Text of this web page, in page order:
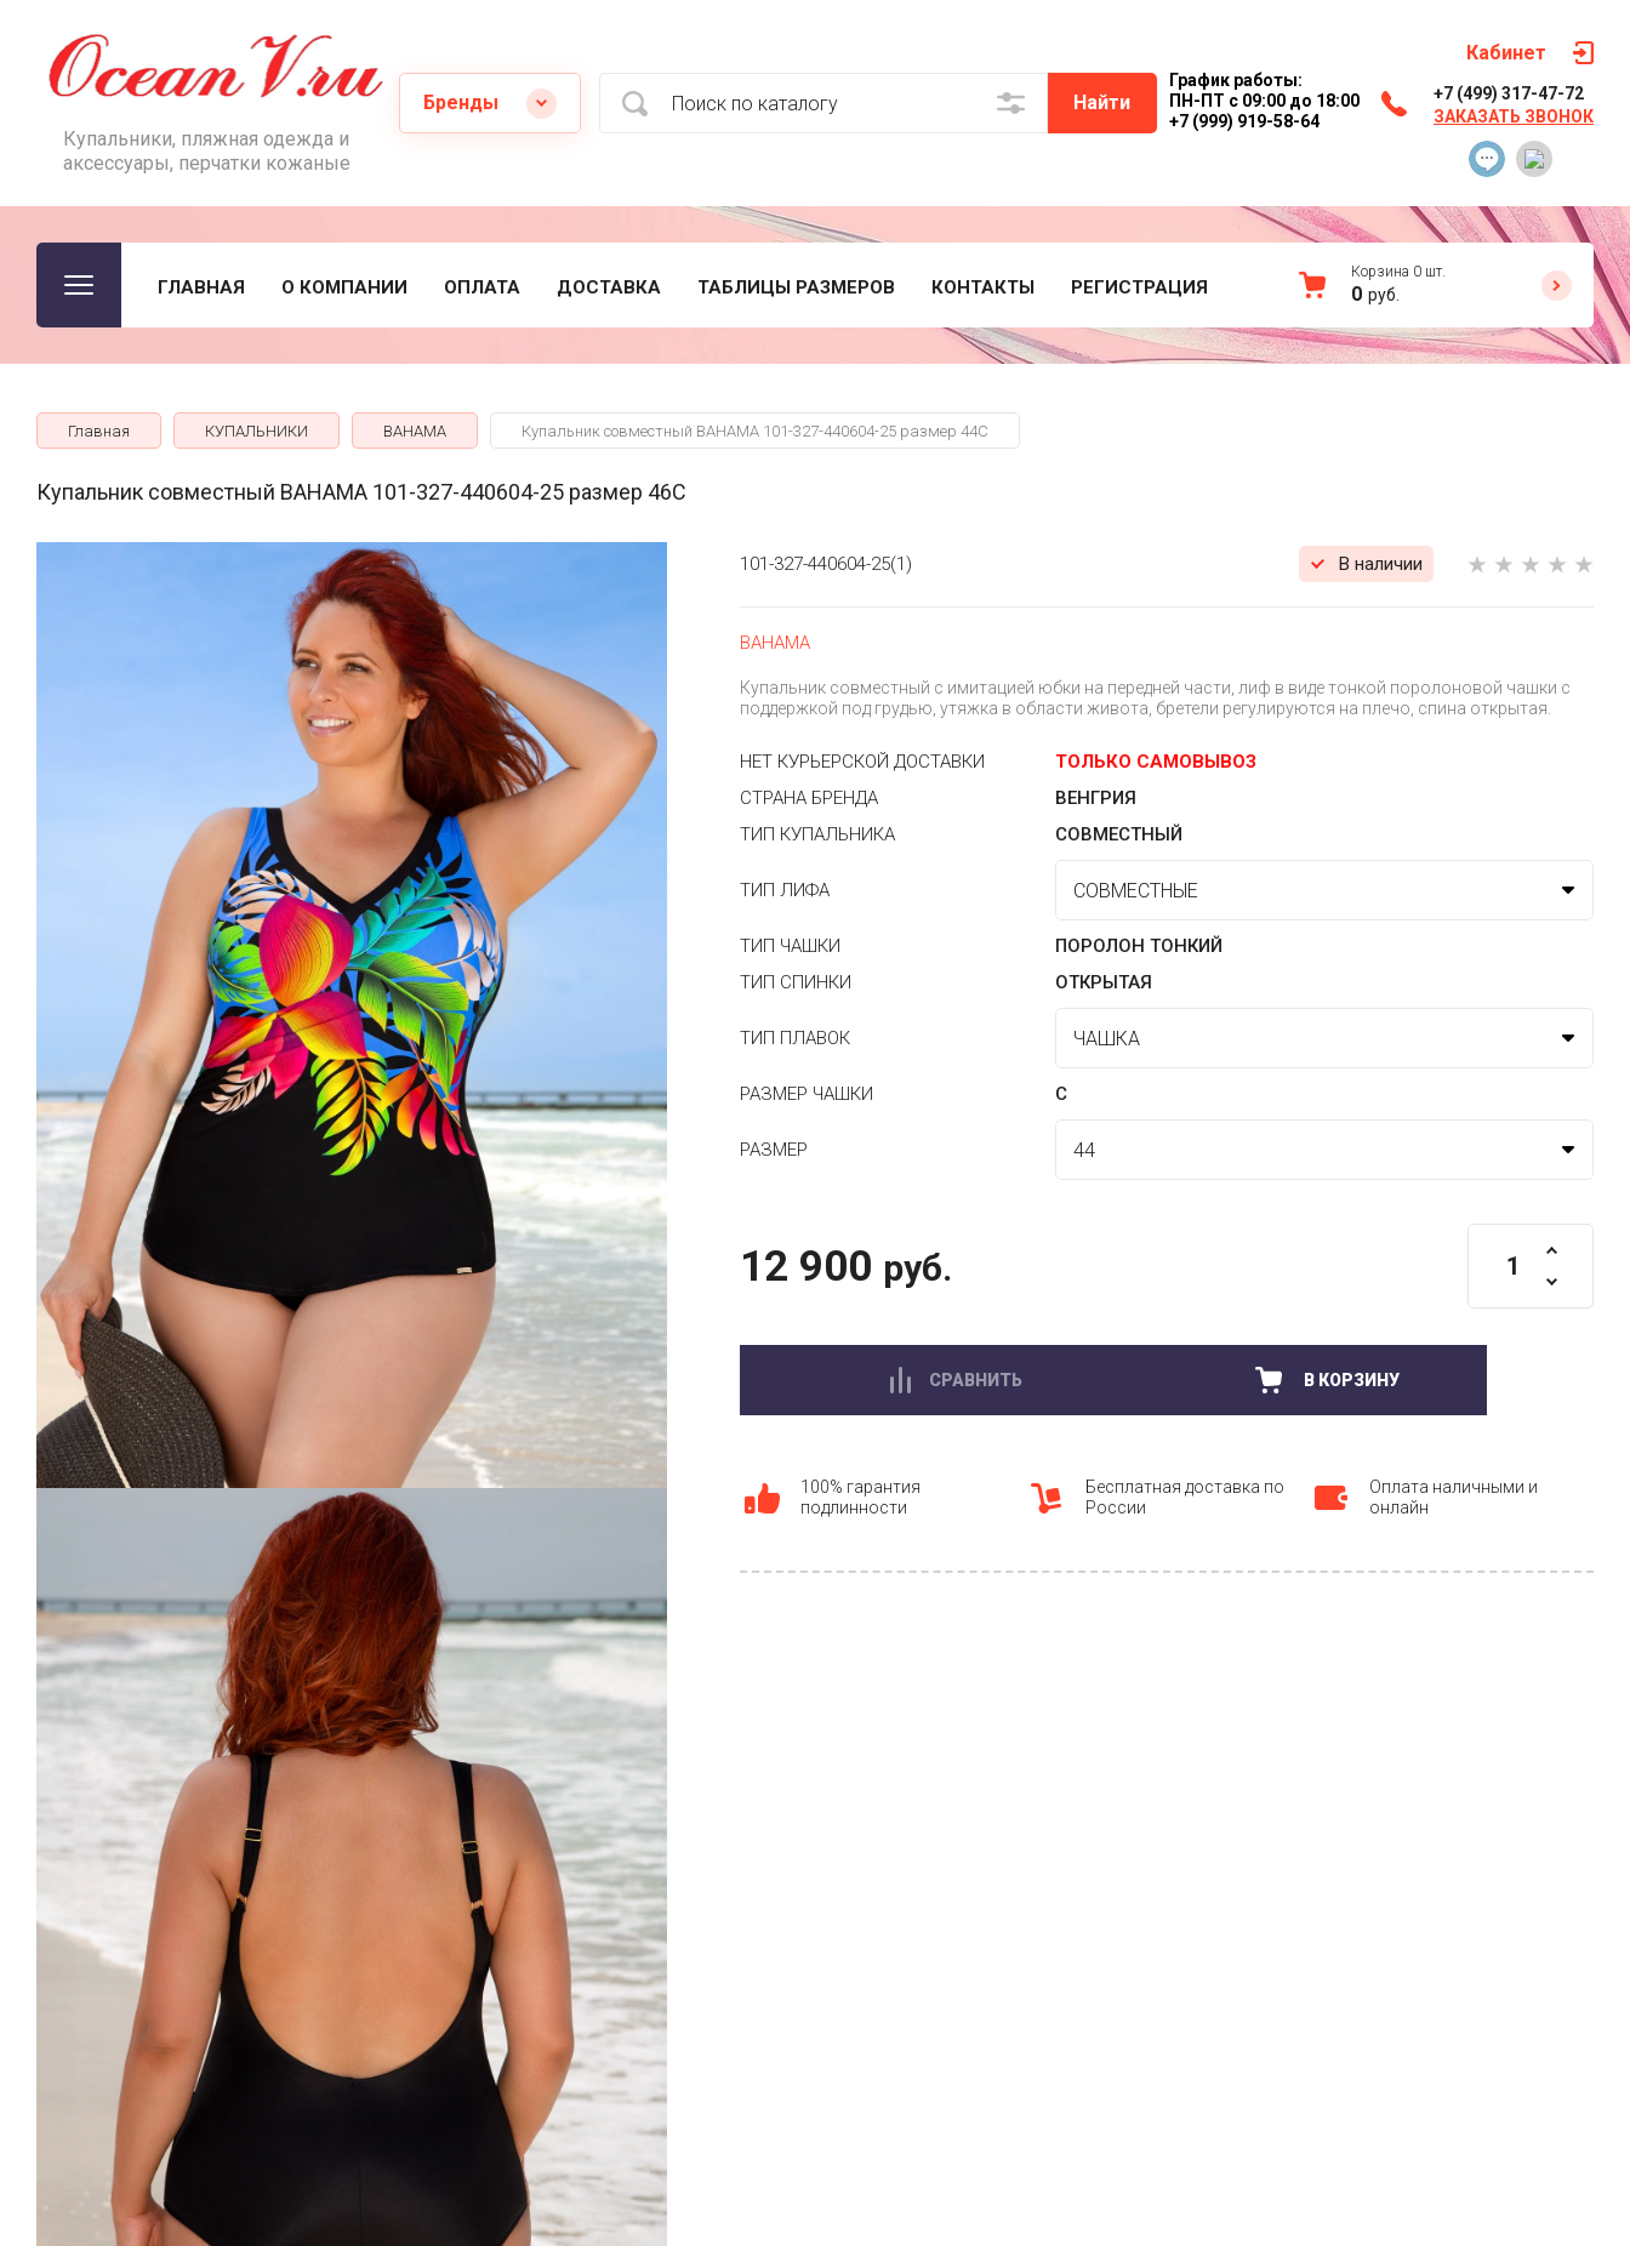
Купальники, пляжная одежда и
аксессуары, перчатки кожаные
Бренды Найти
График работы:
ПН-ПТ с 09:00 до 18:00
+7 (999) 919-58-64
Кабинет
+7 (499) 317-47-72
ЗАКАЗАТЬ ЗВОНОК
ГЛАВНАЯ О КОМПАНИИ ОПЛАТА ДОСТАВКА ТАБЛИЦЫ РАЗМЕРОВ КОНТАКТЫ РЕГИСТРАЦИЯ
Корзина 0 шт.
0 руб.
Главная КУПАЛЬНИКИ BAHAMA Купальник совместный BAHAMA 101-327-440604-25 размер 44C
Купальник совместный BAHAMA 101-327-440604-25 размер 46C
101-327-440604-25(1) В наличии
BAHAMA
Купальник совместный с имитацией юбки на передней части, лиф в виде тонкой поролоновой чашки с
поддержкой под грудью, утяжка в области живота, бретели регулируются на плечо, спина открытая.
НЕТ КУРЬЕРСКОЙ ДОСТАВКИ
ТОЛЬКО САМОВЫВОЗ
СТРАНА БРЕНДА
ВЕНГРИЯ
ТИП КУПАЛЬНИКА
СОВМЕСТНЫЙ
ТИП ЛИФА
ТИП ЧАШКИ
ПОРОЛОН ТОНКИЙ
ТИП СПИНКИ
ОТКРЫТАЯ
ТИП ПЛАВОК
РАЗМЕР ЧАШКИ C
РАЗМЕР
12 900 руб.
СРАВНИТЬ В КОРЗИНУ
100% гарантия
подлинности
Бесплатная доставка по
России
Оплата наличными и
онлайн